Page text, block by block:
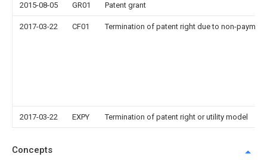
2015-08-05 GR01 Patent grant
2017-03-22 CF01 Termination of patent right due to non-
2017-03-22 EXPY Termination of patent right or utility model
Concepts